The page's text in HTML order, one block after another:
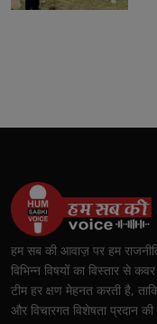
हम सब की आवाज़ पर हम
विभिन्न विषयों का विस्तार से
टीम हर क्षण मेहनत करती है,
और विचारगत विशेषता प्रदान